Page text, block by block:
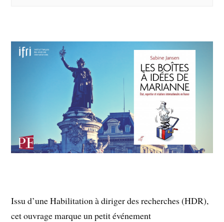
Issu d’une Habilitation à diriger des recherches (HDR),
cet ouvrage marque un petit événement